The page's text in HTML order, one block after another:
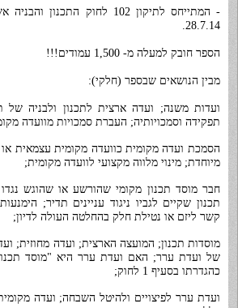
- המתייחס לתיקון 102 לחוק
28.7.14.
הספר חובק למעלה מ- 1,500 עמודים!!!
מבין הנושאים שבספר (חלקי):
ועדות משנה; ועדה ארצית לתכנון ולבניה של
תפקידה וסמכויותיה; העברת סמכויות מוועדה
הסמכת ועדה מקומית כוועדה מקומית עצמאית
מיוחדת; מינוי מלווה מקצועי לוועדה מקומית;
חבר מוסד תכנון מקומי שהורשע או שהוגש
תכנון שקיים לגביו ניגוד עניינים תדיר;
קשר ליזם או נטילת חלק בהחלטה העולה לדיון;
מוסדות תכנון; המועצה הארצית; ועדה מחוזית;
של ועדת ערר; האם ועדת ערר היא "מוסד
כהגדרתו בסעיף 1 לחוק;
ועדת ערר לפיצויים ולהיטל השבחה; ועדה